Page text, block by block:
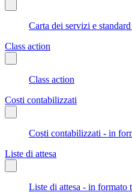
Carta dei servizi e
Class action
Class action
Costi contabilizzati
Costi contabilizzati - in
Liste di attesa
Liste di attesa - in formato